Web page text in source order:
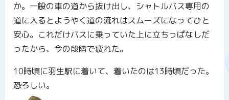
か。一般の車の道から抜け出し、シャトルバス専用の
道に入るとようやく道の流れはスムーズになってひと
安心。これだけバスに乗っていた上に立ちっぱなしだ
ったから、今の段階で疲れた。
10時頃に羽生駅に着いて、着いたのは13時頃だった。
恐ろしい。